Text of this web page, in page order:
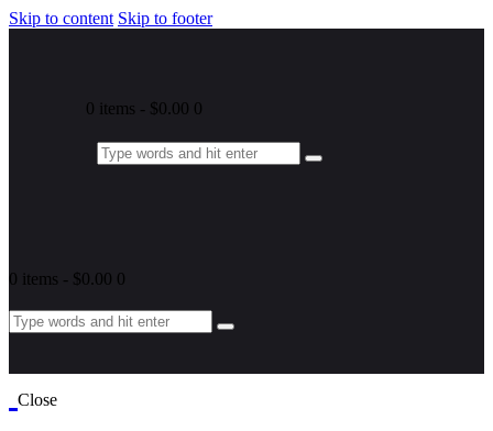
Skip to content Skip to footer
0 items - $0.00 0
0 items - $0.00 0
Close